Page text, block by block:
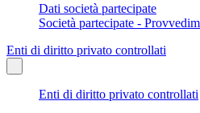
Dati società partecipate
Società partecipate -
Enti di diritto privato controllati
Enti di diritto privato controllati